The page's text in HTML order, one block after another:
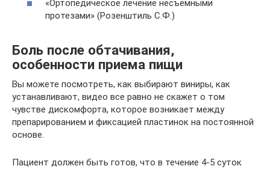
«Ортопедическое лечение несъемными
протезами» (Розенштиль С.Ф.)
Боль после обтачивания,
особенности приема пищи
Вы можете посмотреть, как выбирают виниры, как
устанавливают, видео все равно не скажет о том
чувстве дискомфорта, которое возникает между
препарированием и фиксацией пластинок на постоянной
основе.
Пациент должен быть готов, что в течение 4-5 суток